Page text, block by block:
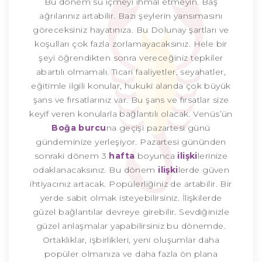
ağrılarınız artabilir. Bazı şeylerin yansımasını
göreceksiniz hayatınıza. Bu Dolunay şartları ve
koşulları çok fazla zorlamayacaksınız. Hele bir
şeyi öğrendikten sonra vereceğiniz tepkiler
abartılı olmamalı. Ticari faaliyetler, seyahatler,
eğitimle ilgili konular, hukuki alanda çok büyük
şans ve fırsatlarınız var. Bu şans ve fırsatlar size
keyif veren konularla bağlantılı olacak. Venüs’ün
Boğa burcuna geçişi pazartesi günü
gündeminize yerleşiyor. Pazartesi gününden
sonraki dönem 3 hafta boyunca ilişkilerinize
odaklanacaksınız. Bu dönem ilişkilerde güven
ihtiyacınız artacak. Popülerliğiniz de artabilir. Bir
yerde sabit olmak isteyebilirsiniz. İlişkilerde
güzel bağlantılar devreye girebilir. Sevdiğinizle
güzel anlaşmalar yapabilirsiniz bu dönemde.
Ortaklıklar, işbirlikleri, yeni oluşumlar daha
popüler olmanıza ve daha fazla ön plana